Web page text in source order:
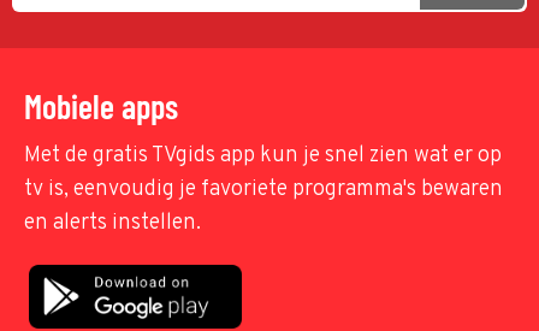
Mobiele apps
Met de gratis TVgids app kun je snel zien wat er op
tv is, eenvoudig je favoriete programma's bewaren
en alerts instellen.